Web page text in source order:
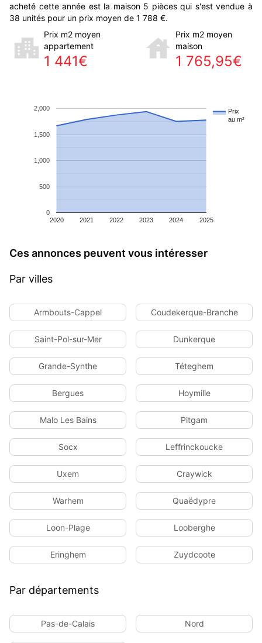
acheté cette année est la maison 5 pièces qui s'est vendue à
38 unités pour un prix moyen de 1 788 €.
Prix m2 moyen
appartement
1 441€
Prix m2 moyen
maison
1 765,95€
Prix
au m²
2020 2021 2022 2023 2024 2025
0
500
1,000
1,500
2,000
Ces annonces peuvent vous intéresser
Par villes
Armbouts-Cappel Coudekerque-Branche
Saint-Pol-sur-Mer Dunkerque
Grande-Synthe Téteghem
Bergues Hoymille
Malo Les Bains Pitgam
Socx Leffrinckoucke
Uxem Craywick
Warhem Quaëdypre
Loon-Plage Looberghe
Eringhem Zuydcoote
Par départements
Pas-de-Calais Nord